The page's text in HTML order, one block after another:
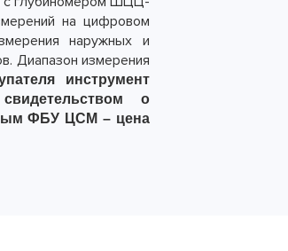
на цифровом
наружных и
Диапазон измерения
инструмент
о
ФБУ ЦСМ – цена